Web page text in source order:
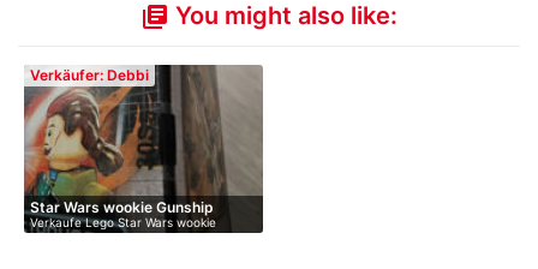
library_books You might also like:
Verkäufer: Debbi
Star Wars wookie Gunship
Verkaufe Lego Star Wars wookie
Gunship …